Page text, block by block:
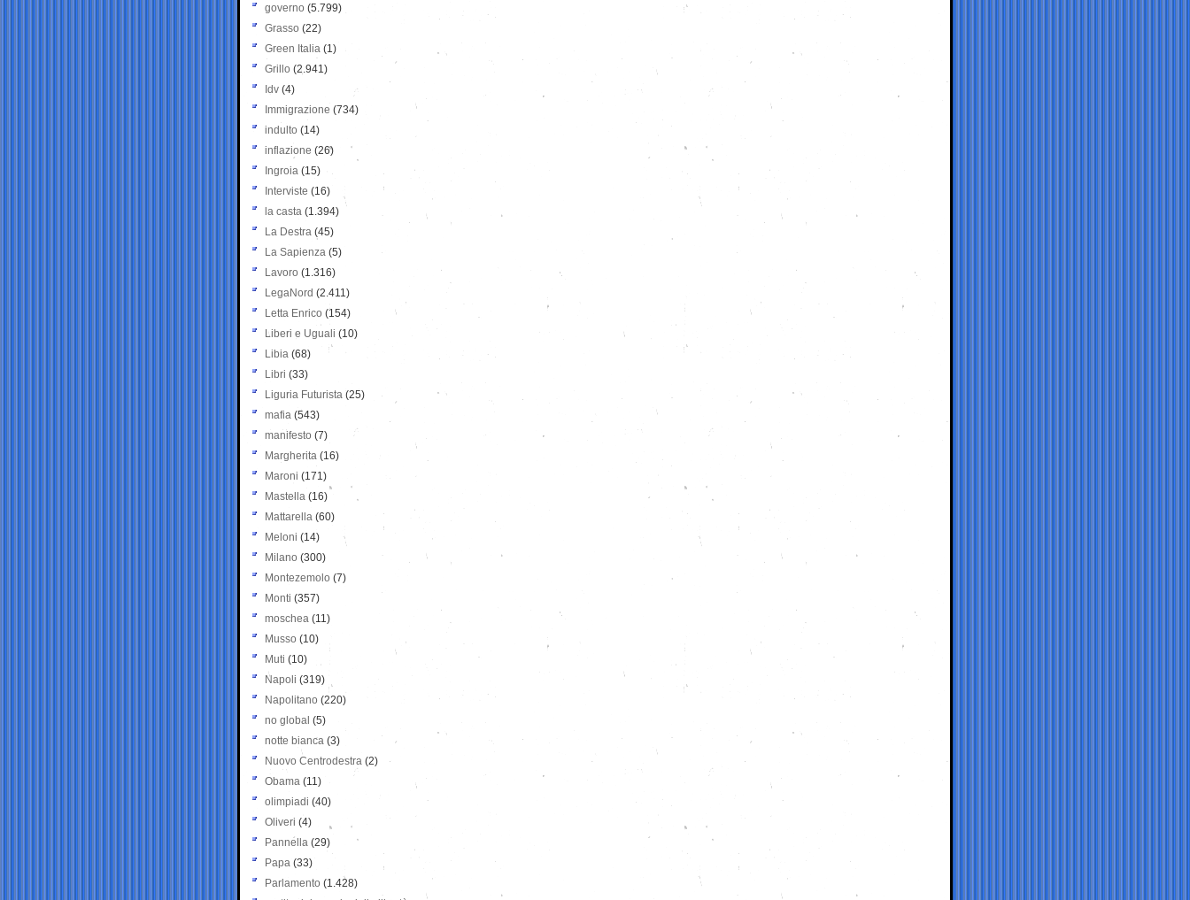
governo (5.799)
Grasso (22)
Green Italia (1)
Grillo (2.941)
Idv (4)
Immigrazione (734)
indulto (14)
inflazione (26)
Ingroia (15)
Interviste (16)
la casta (1.394)
La Destra (45)
La Sapienza (5)
Lavoro (1.316)
LegaNord (2.411)
Letta Enrico (154)
Liberi e Uguali (10)
Libia (68)
Libri (33)
Liguria Futurista (25)
mafia (543)
manifesto (7)
Margherita (16)
Maroni (171)
Mastella (16)
Mattarella (60)
Meloni (14)
Milano (300)
Montezemolo (7)
Monti (357)
moschea (11)
Musso (10)
Muti (10)
Napoli (319)
Napolitano (220)
no global (5)
notte bianca (3)
Nuovo Centrodestra (2)
Obama (11)
olimpiadi (40)
Oliveri (4)
Pannella (29)
Papa (33)
Parlamento (1.428)